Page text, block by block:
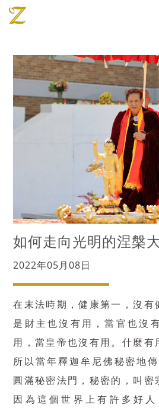
如何走向光明的涅槃
2022年05月08日
在末法時期，健康第一，沒有
是財主也沒有用，當官也沒
用，當皇帝也沒有用。什麼有
所以當年釋迦牟尼佛秘密地
圓滿秘密法門，秘密的，叫密
因為這個世界上有許多好